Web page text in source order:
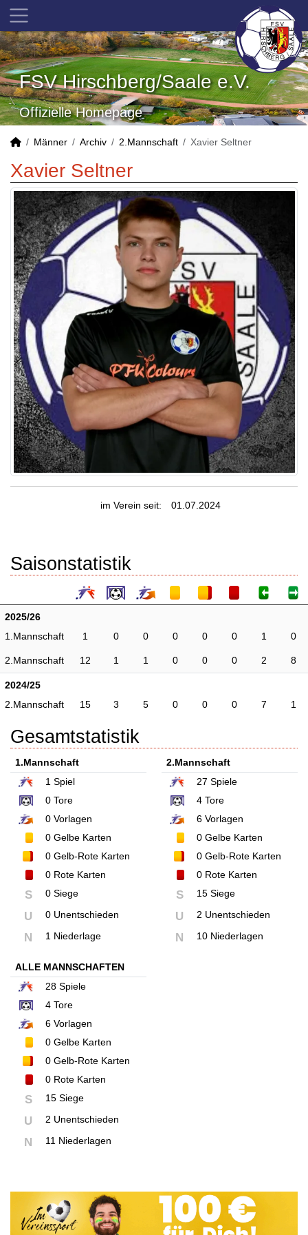
FSV Hirschberg/Saale e.V.
Offizielle Homepage
Männer Archiv 2.Mannschaft Xavier Seltner
Xavier Seltner
im Verein seit: 01.07.2024
Saisonstatistik
2025/26
1.Mannschaft
1 0 0 0 0 0 1 0
2.Mannschaft 12 1 1 0 0 0 2 8
2024/25
2.Mannschaft
15 3 5 0 0 0 7 1
Gesamtstatistik
1.Mannschaft
1 Spiel
0 Tore
0 Vorlagen
0 Gelbe Karten
0 Gelb-Rote Karten
0 Rote Karten
S 0 Siege
U 0 Unentschieden
N 1 Niederlage
2.Mannschaft
27 Spiele
4Tore
6Vorlagen
0Gelbe Karten
0Gelb-Rote Karten
0Rote Karten
S 15 Siege
U 2 Unentschieden
N 10 Niederlagen
ALLE MANNSCHAFTEN
28 Spiele
4 Tore
6 Vorlagen
0 Gelbe Karten
0 Gelb-Rote Karten
0 Rote Karten
S 15 Siege
U 2 Unentschieden
N 11 Niederlagen